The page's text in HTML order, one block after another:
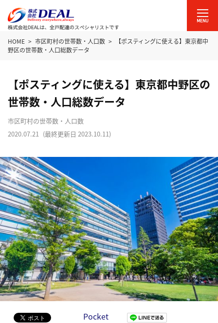
HOME 市区町村の世帯数・人口数
【ポスティングに使える】東京都中
野区の世帯数・人口総数データ
【ポスティングに使える】東京都中野区の
世帯数・人口総数データ
市区町村の世帯数・人口数
2020.07.21 (最終更新日 2023.10.11)
Pocket